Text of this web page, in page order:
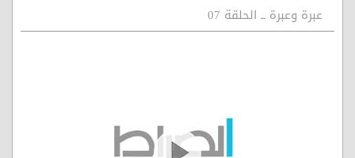
عبرة وعبرة ــ الحلقة 07